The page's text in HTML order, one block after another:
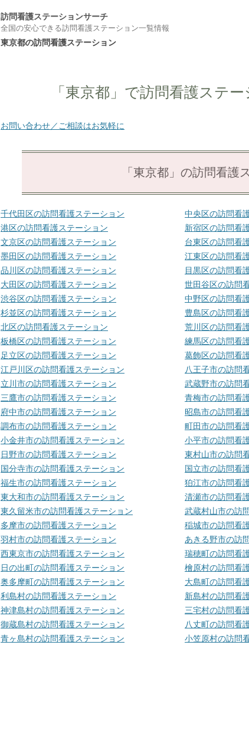
訪問看護ステーションサーチ
全国の安心できる訪問看護ステーション一覧情報
東京都の訪問看護ステーション
「東京都」で訪問看護ステ
お問い合わせ／ご相談はお気軽に
「東京都」の訪問看護
千代田区の訪問看護ステーション
中央区の訪問看
港区の訪問看護ステーション
新宿区の訪問看
文京区の訪問看護ステーション
台東区の訪問看
墨田区の訪問看護ステーション
江東区の訪問看
品川区の訪問看護ステーション
目黒区の訪問看
大田区の訪問看護ステーション
世田谷区の訪問
渋谷区の訪問看護ステーション
中野区の訪問看
杉並区の訪問看護ステーション
豊島区の訪問看
北区の訪問看護ステーション
荒川区の訪問看
板橋区の訪問看護ステーション
練馬区の訪問看
足立区の訪問看護ステーション
葛飾区の訪問看
江戸川区の訪問看護ステーション
八王子市の訪問
立川市の訪問看護ステーション
武蔵野市の訪問
三鷹市の訪問看護ステーション
青梅市の訪問看
府中市の訪問看護ステーション
昭島市の訪問看
調布市の訪問看護ステーション
町田市の訪問看
小金井市の訪問看護ステーション
小平市の訪問看
日野市の訪問看護ステーション
東村山市の訪問
国分寺市の訪問看護ステーション
国立市の訪問看
福生市の訪問看護ステーション
狛江市の訪問看
東大和市の訪問看護ステーション
清瀬市の訪問看
東久留米市の訪問看護ステーション
武蔵村山市の訪
多摩市の訪問看護ステーション
稲城市の訪問看
羽村市の訪問看護ステーション
あきる野市の訪
西東京市の訪問看護ステーション
瑞穂町の訪問看
日の出町の訪問看護ステーション
檜原村の訪問看
奥多摩町の訪問看護ステーション
大島町の訪問看
利島村の訪問看護ステーション
新島村の訪問看
神津島村の訪問看護ステーション
三宅村の訪問看
御蔵島村の訪問看護ステーション
八丈町の訪問看
青ヶ島村の訪問看護ステーション
小笠原村の訪問